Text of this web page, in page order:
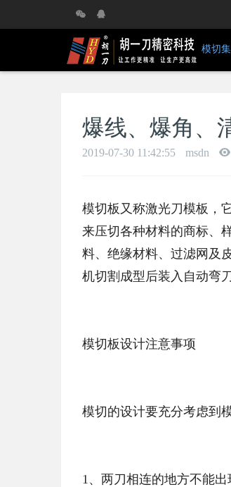
模切
爆线、爆角、
2019-07-30 11:42:55 msdn
模切板又称激光刀模板，
来压切各种材料的商标、
料、绝缘材料、过滤网及
机切割成型后装入自动弯
模切板设计注意事项
模切的设计要充分考虑到
1、两刀相连的地方不能